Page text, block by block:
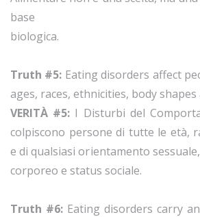
base
biologica.
Truth #5: Eating disorders affect
ages, races, ethnicities, body
VERITÀ #5: I Disturbi del
colpiscono persone di tutte le età,
e di qualsiasi orientamento
corporeo e status sociale.
Truth #6: Eating disorders carry